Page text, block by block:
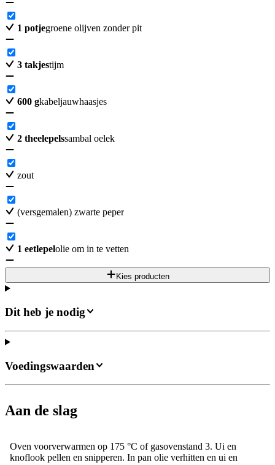
1 potjegroene olijven zonder pit
3 takjestijm
600 gkabeljauwhaasjes
2 theelepelssambal oelek
zout
(versgemalen) zwarte peper
1 eetlepelolie om in te vetten
Kies producten
Dit heb je nodig
Aan de slag
Oven voorverwarmen op 175 °C of gasovenstand 3. Ui en
knoflook pellen en snipperen. In pan olie verhitten en ui en
Voedingswaarden